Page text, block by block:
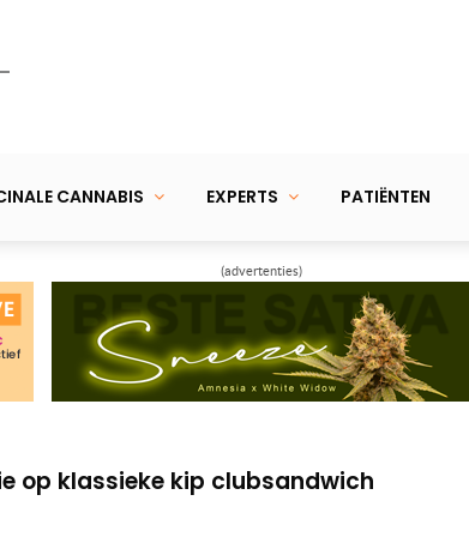
CANNABIS EXPERTS PATIËNTEN
(advertenties)
Vegetarisch medicijn in een kom
Choco: lactosevrije wiet-chocolademelk
Vegetarisch medicijn in een kom